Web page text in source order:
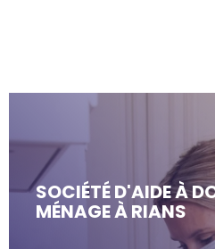
SOCIÉTÉ D'AIDE À
MÉNAGE À RIANS